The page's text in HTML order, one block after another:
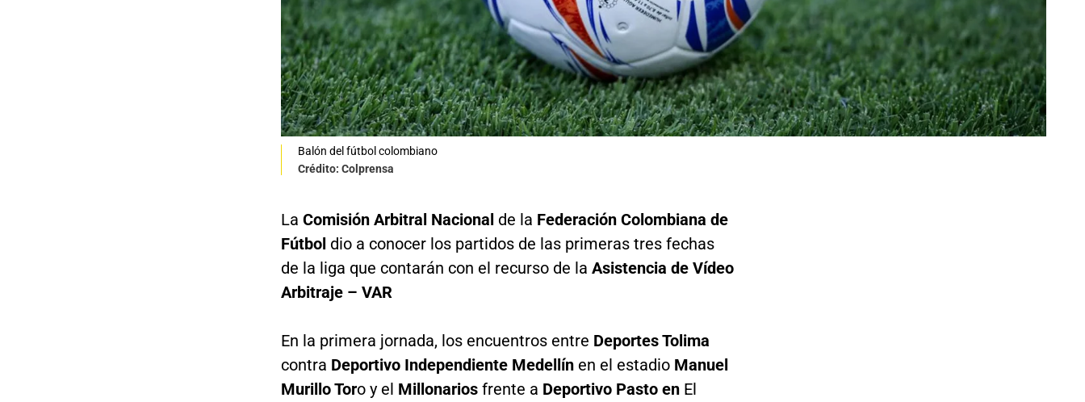
Balón del fútbol colombiano
Crédito: Colprensa
La Comisión Arbitral Nacional de la Federación Colombiana de
Fútbol dio a conocer los partidos de las primeras tres fechas
de la liga que contarán con el recurso de la Asistencia de Vídeo
Arbitraje – VAR
En la primera jornada, los encuentros entre Deportes Tolima
contra Deportivo Independiente Medellínen el estadio Manuel
Murillo Toro y el Millonarios frente a Deportivo Pasto enEl